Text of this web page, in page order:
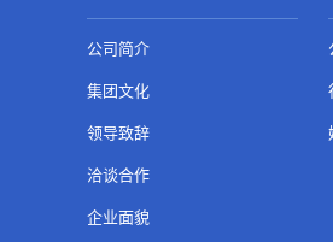
公司简介
集团文化
领导致辞
洽谈合作
企业面貌